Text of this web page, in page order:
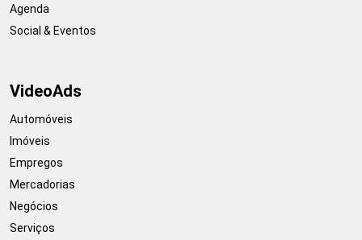
Agenda
Social & Eventos
VideoAds
Automóveis
Imóveis
Empregos
Mercadorias
Negócios
Serviços